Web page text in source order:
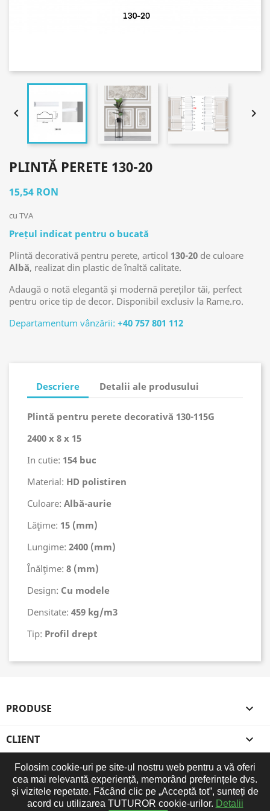
 
PLINTĂ PERETE 130-20
15,54 RON
cu TVA
Prețul indicat pentru o bucată
Plintă decorativă pentru perete, articol 130-20 de culoare
Albă, realizat din plastic de înaltă calitate.
Adaugă o notă elegantă și modernă pereților tăi, perfect
pentru orice tip de decor. Disponibil exclusiv la Rame.ro.
Departamentum vânzării: +40 757 801 112
Descriere Detalii ale produsului
Plintă pentru perete decorativă 130-115G
2400 x 8 x 15
In cutie: 154 buc
Material: HD polistiren
Culoare: Albă-aurie
Lăţime: 15 (mm)
Lungime: 2400 (mm)
Înălţime: 8 (mm)
Design: Cu modele
Densitate: 459 kg/m3
Tip: Profil drept
PRODUSE 
CLIENT 
COMPANIE 
INFORMATIILE MAGAZINULUI
Folosim cookie-uri pe site-ul nostru web pentru a vă oferi
cea mai relevantă experiență, memorând preferințele dvs.
și vizitele repetate. Făcând clic pe „Acceptă tot”, sunteți de
acord cu utilizarea TUTUROR cookie-urilor. Detalii